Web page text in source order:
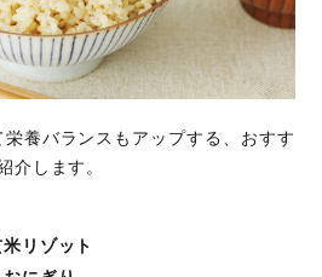
養バランスもアップする、おすす
介します。
リゾット